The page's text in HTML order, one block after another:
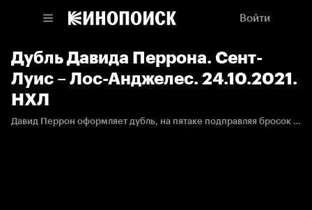
Войти
Дубль Давида Перрона. Сент-
Луис – Лос-Анджелес. 24.10.2021.
НХЛ
Давид Перрон оформляет дубль, на пятаке подправляя бросок Тори Крюга от синей линии